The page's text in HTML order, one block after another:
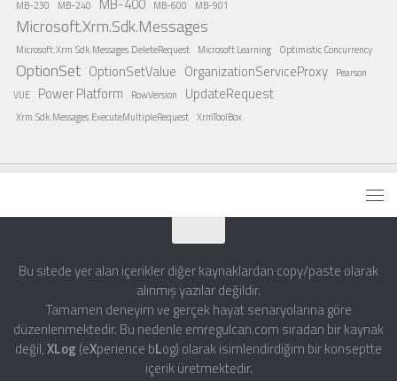
MB-230
MB-240 MB-600 MB-901
Microsoft.Xrm.Sdk.Messages
Microsoft.Xrm.Sdk.Messages.DeleteRequest Microsoft Learning Optimistic Concurrency
OptionSet OptionSetValue OrganizationServiceProxy
Pearson
VUE
Power Platform RowVersion UpdateRequest
Xrm.Sdk.Messages.ExecuteMultipleRequest XrmToolBox
Bu sitede yer alan içerikler diğer kaynaklardan copy/paste olarak
alınmış yazılar değildir.
Tamamen deneyim ve gerçek hayat senaryolarına göre
düzenlenmektedir. Bu nedenle emregulcan.com sıradan bir kaynak
değil,XLog (eXperience bLog) olarak isimlendirdiğim bir konseptte
içerik üretmektedir.